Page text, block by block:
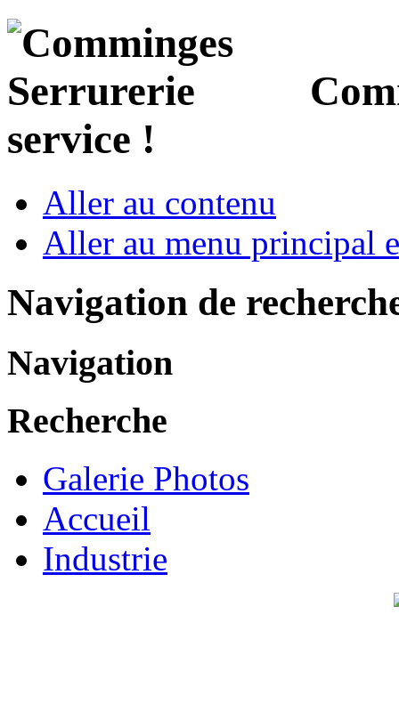
service !
Aller au contenu
Aller au menu principal
Navigation de
Navigation
Recherche
Galerie Photos
Accueil
Industrie